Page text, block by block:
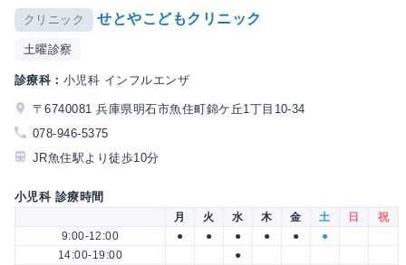
クリニック せとやこどもクリニック
土曜診察
診療科： 小児科 インフルエンザ
〒6740081 兵庫県明石市魚住町錦ケ丘1丁目10-34
078-946-5375
JR魚住駅より徒歩10分
小児科 診療時間
月 火 水 木 金 土 日
祝
9:00-12:00
● ● ● ● ●
●
14:00-19:00
●